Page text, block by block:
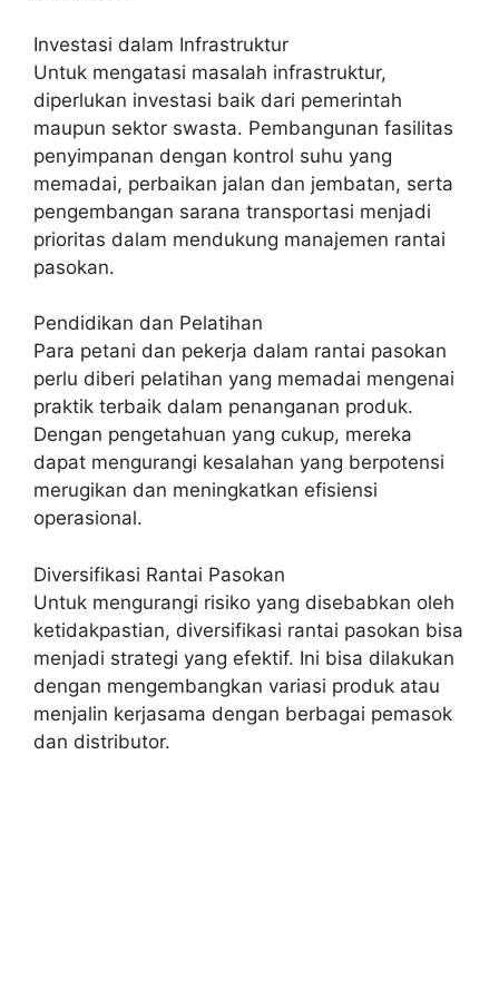
Investasi dalam Infrastruktur
Untuk mengatasi masalah infrastruktur,
diperlukan investasi baik dari pemerintah
maupun sektor swasta. Pembangunan fasilitas
penyimpanan dengan kontrol suhu yang
memadai, perbaikan jalan dan jembatan, serta
pengembangan sarana transportasi menjadi
prioritas dalam mendukung manajemen rantai
pasokan.
Pendidikan dan Pelatihan
Para petani dan pekerja dalam rantai pasokan
perlu diberi pelatihan yang memadai mengenai
praktik terbaik dalam penanganan produk.
Dengan pengetahuan yang cukup, mereka
dapat mengurangi kesalahan yang berpotensi
merugikan dan meningkatkan efisiensi
operasional.
Diversifikasi Rantai Pasokan
Untuk mengurangi risiko yang disebabkan oleh
ketidakpastian, diversifikasi rantai pasokan bisa
menjadi strategi yang efektif. Ini bisa dilakukan
dengan mengembangkan variasi produk atau
menjalin kerjasama dengan berbagai pemasok
dan distributor.